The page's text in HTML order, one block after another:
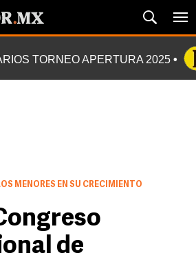
TORNEO APERTURA 2025
MENORES EN SU CRECIMIENTO
de